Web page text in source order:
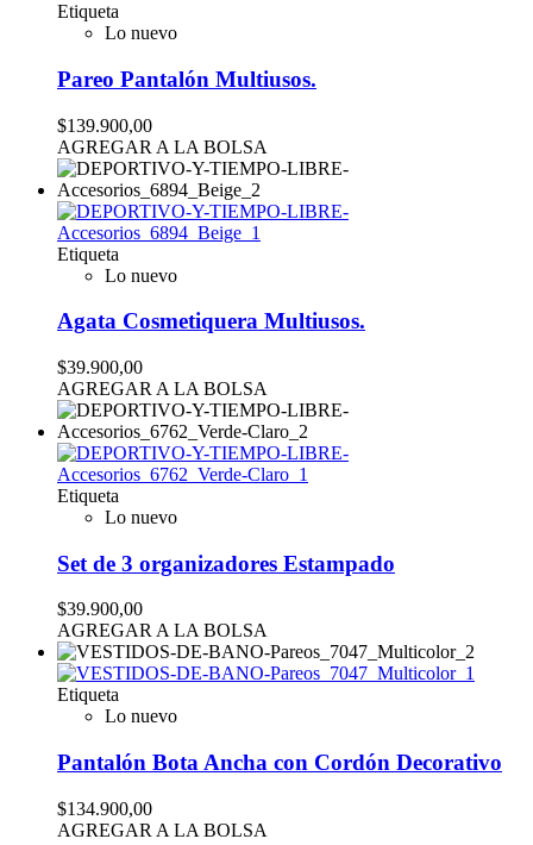
Etiqueta
Lo nuevo
Pareo Pantalón Multiusos.
$139.900,00
AGREGAR A LA BOLSA
Etiqueta
Lo nuevo
Agata Cosmetiquera Multiusos.
$39.900,00
AGREGAR A LA BOLSA
Etiqueta
Lo nuevo
Set de 3 organizadores Estampado
$39.900,00
AGREGAR A LA BOLSA
Etiqueta
Lo nuevo
Pantalón Bota Ancha con Cordón Decorativo
$134.900,00
AGREGAR A LA BOLSA